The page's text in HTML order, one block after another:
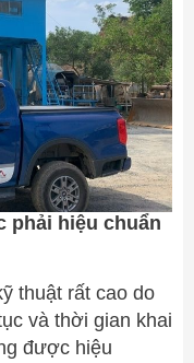
phải hiệu chuẩn
thuật rất cao do
và thời gian khai
được hiệu